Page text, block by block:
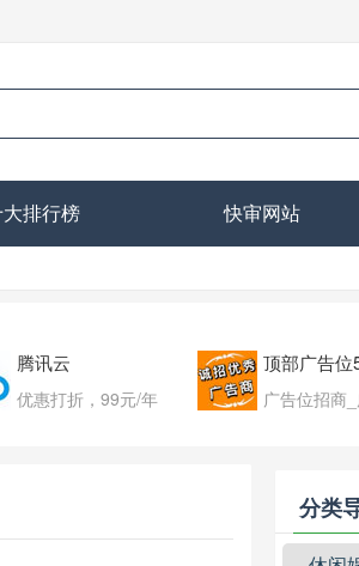
排行榜 快审网站
腾讯云
优惠打折，99元/年
顶部广告位
分类